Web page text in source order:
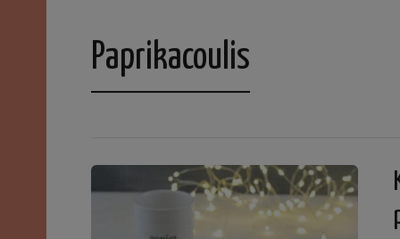
Paprikacoulis